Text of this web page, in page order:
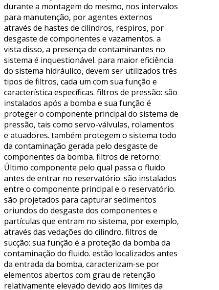
durante a montagem do mesmo, nos intervalos
para manutenção, por agentes externos
através de hastes de cilindros, respiros, por
desgaste de componentes e vazamentos. a
vista disso, a presença de contaminantes no
sistema é inquestionável. para maior eficiência
do sistema hidráulico, devem ser utilizados três
tipos de filtros, cada um com sua função e
característica específicas. filtros de pressão: são
instalados após a bomba e sua função é
proteger o componente principal do sistema de
pressão, tais como servo-válvulas, rolamentos
e atuadores. também protegem o sistema todo
da contaminação gerada pelo desgaste de
componentes da bomba. filtros de retorno:
Último componente pelo qual passa o fluido
antes de entrar no reservatório. são instalados
entre o componente principal e o reservatório.
são projetados para capturar sedimentos
oriundos do desgaste dos componentes e
partículas que entram no sistema, por exemplo,
através das vedações do cilindro. filtros de
sucção: sua função é a proteção da bomba da
contaminação do fluido. estão localizados antes
da entrada da bomba, caracterizam-se por
elementos abertos com grau de retenção
relativamente elevado devido aos limites da